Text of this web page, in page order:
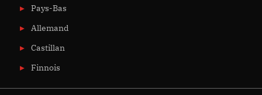
Pays-Bas
Allemand
Castillan
Finnois